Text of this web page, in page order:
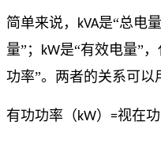
简单来说， kVA是“总电
量”； kW是“有效电量”
功率”。两者的关系可以
有功功率（kW） =视在